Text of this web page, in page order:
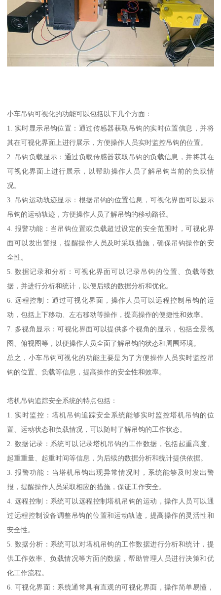
小车吊钩可视化的功能可以包括以下几个方面：
1. 实时显示吊钩位置：通过传感器获取吊钩的实时位置信息，并将
其在可视化界面上进行展示，方便操作人员实时监控吊钩的位置。
2. 吊钩负载显示：通过负载传感器获取吊钩的负载信息，并将其在
可视化界面上进行展示，以帮助操作人员了解吊钩当前的负载情
况。
3. 吊钩运动轨迹显示：根据吊钩的位置信息，可视化界面可以显示
吊钩的运动轨迹，方便操作人员了解吊钩的移动路径。
4. 报警功能：当吊钩位置或负载超过设定的安全范围时，可视化界
面可以发出警报，提醒操作人员及时采取措施，确保吊钩操作的安
全性。
5. 数据记录和分析：可视化界面可以记录吊钩的位置、负载等数
据，并进行分析和统计，以便后续的数据分析和优化。
6. 远程控制：通过可视化界面，操作人员可以远程控制吊钩的运
动，包括上下移动、左右移动等操作，提高操作的便捷性和效率。
7. 多视角显示：可视化界面可以提供多个视角的显示，包括全景视
图、俯视图等，以便操作人员全面了解吊钩的状态和周围环境。
总之，小车吊钩可视化的功能主要是为了方便操作人员实时监控吊
钩的位置、负载等信息，提高操作的安全性和效率。
塔机吊钩追踪安全系统的特点包括：
1. 实时监控：塔机吊钩追踪安全系统能够实时监控塔机吊钩的位
置、运动状态和负载情况，可以随时了解吊钩的工作状态。
2. 数据记录：系统可以记录塔机吊钩的工作数据，包括起重高度、
起重重量、起重时间等信息，为后续的数据分析和统计提供依据。
3. 报警功能：当塔机吊钩出现异常情况时，系统能够及时发出警
报，提醒操作人员采取相应的措施，保证工作安全。
4. 远程控制：系统可以远程控制塔机吊钩的运动，操作人员可以通
过远程控制设备调整吊钩的位置和运动轨迹，提高操作的灵活性和
安全性。
5. 数据分析：系统可以对塔机吊钩的工作数据进行分析和统计，提
供工作效率、负载情况等方面的数据，帮助管理人员进行决策和优
化工作流程。
6. 可视化界面：系统通常具有直观的可视化界面，操作简单易懂，